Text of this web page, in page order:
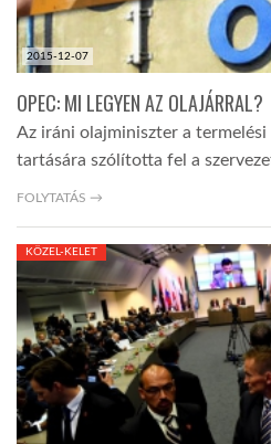
2015-12-07
OPEC: MI LEGYEN AZ OLAJÁRRAL?
Az iráni olajminiszter a
tartására szólította fel a
FOLYTATÁS →
KÖZEL-KELET